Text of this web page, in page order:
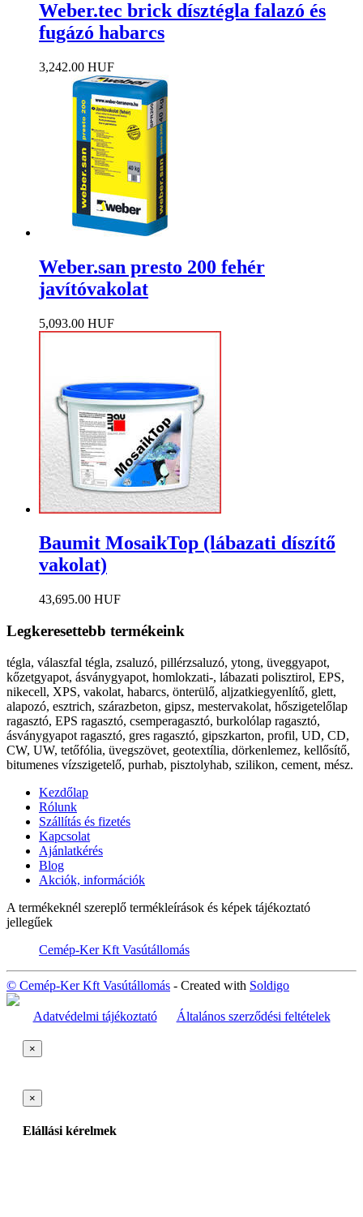
Weber.tec brick dísztégla falazó és
fugázó habarcs
3,242.00 HUF
Weber.san presto 200 fehér
javítóvakolat
5,093.00 HUF
Baumit MosaikTop (lábazati díszítő
vakolat)
43,695.00 HUF
Legkeresettebb termékeink
tégla, válaszfal tégla, zsaluzó, pillérzsaluzó, ytong, üveggyapot,
kőzetgyapot, ásványgyapot, homlokzati-, lábazati polisztirol, EPS,
nikecell, XPS, vakolat, habarcs, önterülő, aljzatkiegyenlítő, glett,
alapozó, esztrich, szárazbeton, gipsz, mestervakolat, hőszigetelőlap
ragasztó, EPS ragasztó, csemperagasztó, burkolólap ragasztó,
ásványgyapot ragasztó, gres ragasztó, gipszkarton, profil, UD, CD,
CW, UW, tetőfólia, üvegszövet, geotextília, dörkenlemez, kellősítő,
bitumenes vízszigetelő, purhab, pisztolyhab, szilikon, cement, mész.
Kezdőlap
Rólunk
Szállítás és fizetés
Kapcsolat
Ajánlatkérés
Blog
Akciók, információk
A termékeknél szereplő termékleírások és képek tájékoztató
jellegűek
Cemép-Ker Kft Vasútállomás
© Cemép-Ker Kft Vasútállomás - Created with Soldigo
Adatvédelmi tájékoztató Általános szerződési feltételek
×
×
Elállási kérelmek